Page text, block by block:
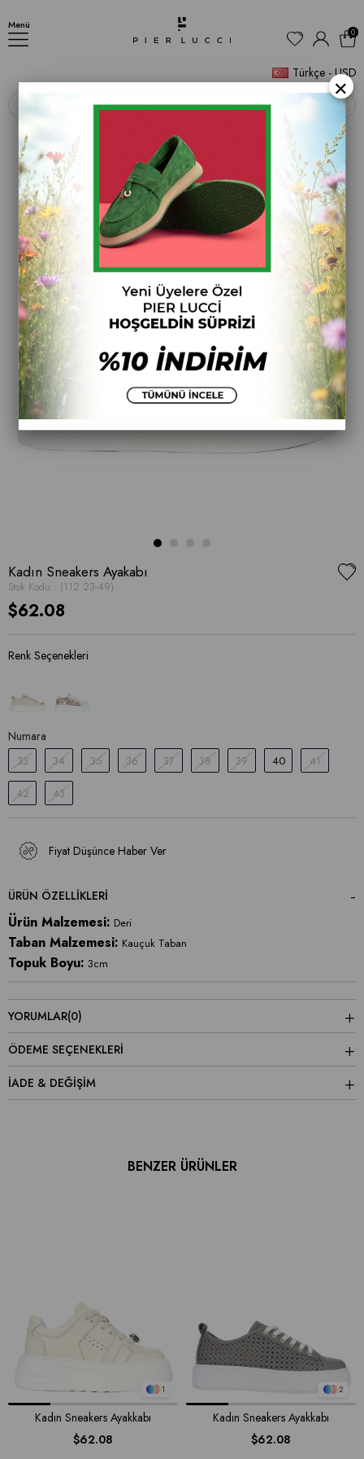
Menü
Türkçe - USD
0
‹ ›
Kadın Sneakers Ayakabı
Stok Kodu (112 23-49)
$62.08
Numara
33 34 35 36 37 38 39 40 41
42 43
Fiyat Düşünce Haber Ver
ÜRÜN ÖZELLIKLERI
Ürün Malzemesi: Deri
Taban Malzemesi: Kauçuk Taban
Topuk Boyu: 3cm
YORUMLAR(0)
ÖDEME SEÇENEKLERI
İADE & DEĞİŞİM
BENZER ÜRÜNLER
1
Kadın Sneakers Ayakkabı
$62.08
2
Kadın Sneakers Ayakkabı
$62.08
×